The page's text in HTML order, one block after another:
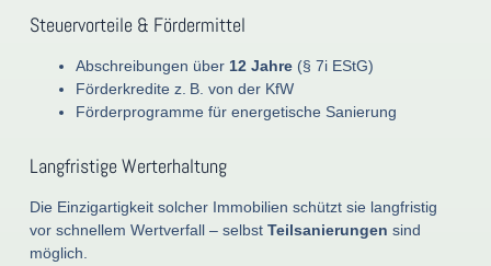
Steuervorteile & Fördermittel
Abschreibungen über 12 Jahre(§ 7i EStG)
Förderkredite z. B. von der KfW
Förderprogramme für energetische Sanierung
Langfristige Werterhaltung
Die Einzigartigkeit solcher Immobilien schützt sie langfristig
vor schnellem Wertverfall – selbst Teilsanierungen sind
möglich.